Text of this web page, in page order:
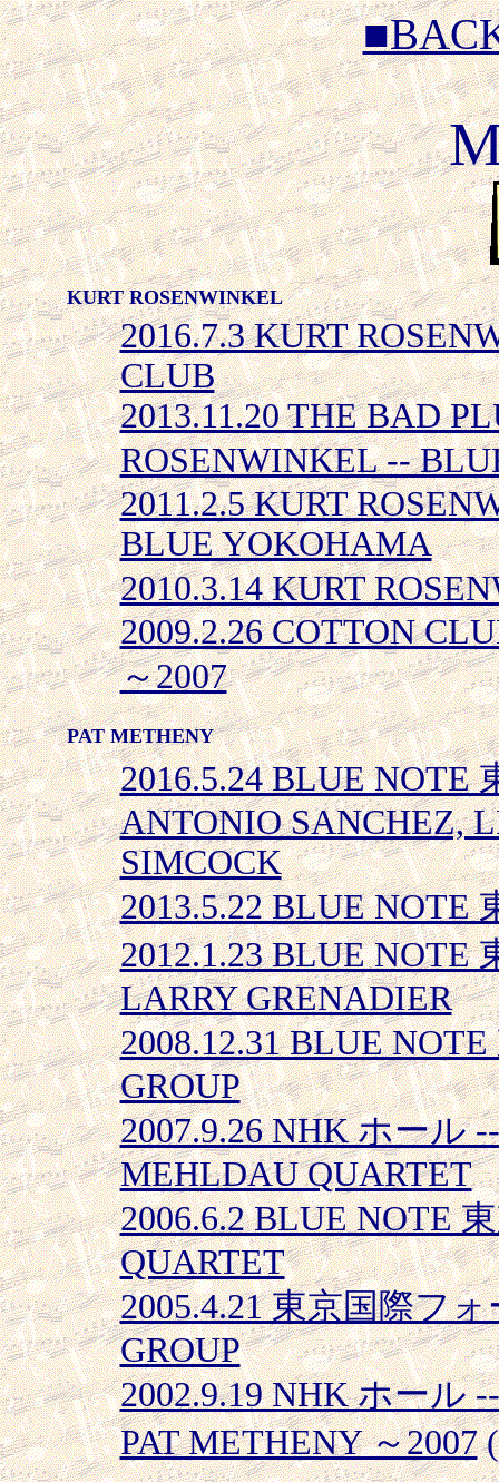
KURT ROSENWINKEL
2016.7.3 KURT
CLUB
2013.11.20 THE BAD
ROSENWINKEL --
2011.2.5 KURT
BLUE YOKOHAMA
2010.3.14 KURT
2009.2.26 COTTON
～2007
PAT METHENY
2016.5.24 BLUE NOTE
ANTONIO SANCHEZ,
SIMCOCK
2013.5.22 BLUE NOTE
2012.1.23 BLUE NOTE
LARRY GRENADIER
2008.12.31 BLUE
GROUP
2007.9.26 NHK ホール
MEHLDAU QUARTET
2006.6.2 BLUE NOTE
QUARTET
2005.4.21 東京国際フ
GROUP
2002.9.19 NHK ホール
PAT METHENY ～2007